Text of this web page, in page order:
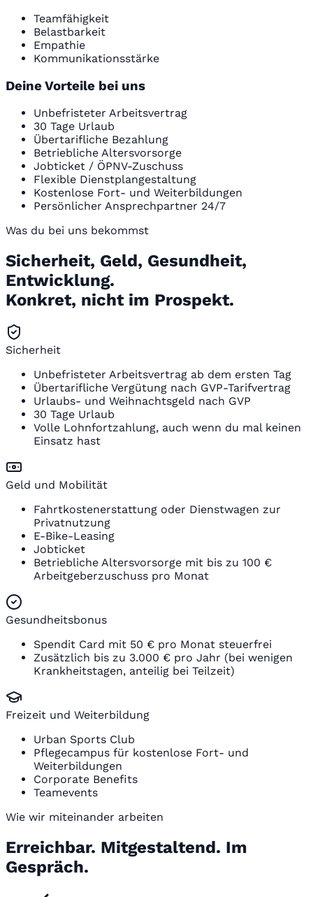
Teamfähigkeit
Belastbarkeit
Empathie
Kommunikationsstärke
Deine Vorteile bei uns
Unbefristeter Arbeitsvertrag
30 Tage Urlaub
Übertarifliche Bezahlung
Betriebliche Altersvorsorge
Jobticket / ÖPNV-Zuschuss
Flexible Dienstplangestaltung
Kostenlose Fort- und Weiterbildungen
Persönlicher Ansprechpartner 24/7
Was du bei uns bekommst
Sicherheit, Geld, Gesundheit,
Entwicklung.
Konkret, nicht im Prospekt.
Sicherheit
Unbefristeter Arbeitsvertrag ab dem ersten Tag
Übertarifliche Vergütung nach GVP-Tarifvertrag
Urlaubs- und Weihnachtsgeld nach GVP
30 Tage Urlaub
Volle Lohnfortzahlung, auch wenn du mal keinen
Einsatz hast
Geld und Mobilität
Fahrtkostenerstattung oder Dienstwagen zur
Privatnutzung
E-Bike-Leasing
Jobticket
Betriebliche Altersvorsorge mit bis zu 100 €
Arbeitgeberzuschuss pro Monat
Gesundheitsbonus
Spendit Card mit 50 € pro Monat steuerfrei
Zusätzlich bis zu 3.000 € pro Jahr (bei wenigen
Krankheitstagen, anteilig bei Teilzeit)
Freizeit und Weiterbildung
Urban Sports Club
Pflegecampus für kostenlose Fort- und
Weiterbildungen
Corporate Benefits
Teamevents
Wie wir miteinander arbeiten
Erreichbar. Mitgestaltend. Im
Gespräch.